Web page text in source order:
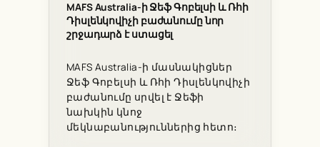
MAFS Australia-ի Ջեֆ Գոբելսի և Ռհի
Դիսլենկովիչի բաժանումը նոր
շրջադարձ է ստացել
MAFS Australia-ի մասնակիցներ
Ջեֆ Գոբելսի և Ռհի Դիսլենկովիչի
բաժանումը սրվել է Ջեֆի
նախկին կնոջ
մեկնաբանություններից հետո։